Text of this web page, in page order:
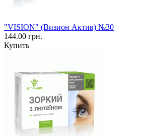
"VISION" (Визион Актив) №30
144.00 грн.
Купить